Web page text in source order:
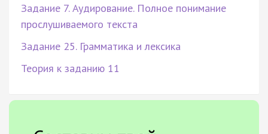
Задание 7. Аудирование. Полное понимание
прослушиваемого текста
Задание 25. Грамматика и лексика
Теория к заданию 11